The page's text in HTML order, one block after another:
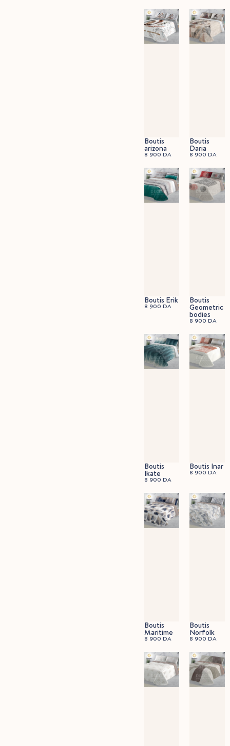
Boutis
arizona
8 900 DA
Boutis
Daria
8 900DA
Boutis Erik
8 900 DA
Boutis
Geometric
bodies
8 900DA
Boutis
Ikate
8 900 DA
Boutis Inar
8 900DA
Boutis
Maritime
8 900 DA
Boutis
Norfolk
8 900DA